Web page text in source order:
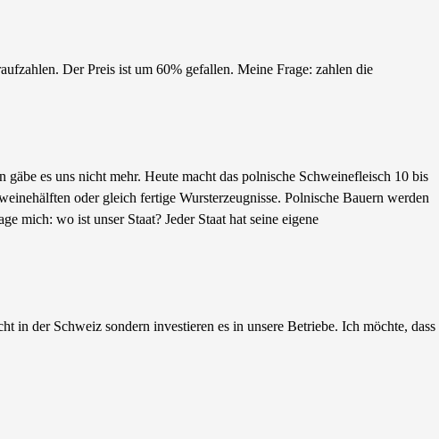
Der Preis ist um 60% gefallen. Meine Frage: zahlen die
es uns nicht mehr. Heute macht das polnische Schweinefleisch 10 bis
oder gleich fertige Wursterzeugnisse. Polnische Bauern werden
mich: wo ist unser Staat? Jeder Staat hat seine eigene
der Schweiz sondern investieren es in unsere Betriebe. Ich möchte, dass